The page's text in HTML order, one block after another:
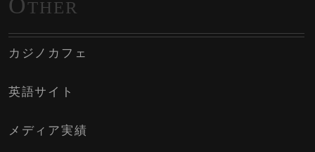
THER
カジノカフェ
英語サイト
メディア実績